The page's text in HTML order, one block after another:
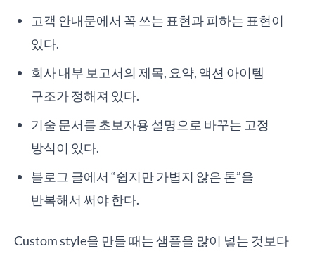
고객 안내문에서 꼭 쓰는 표현과 피하는 표현이
있다.
회사 내부 보고서의 제목, 요약, 액션 아이템
구조가 정해져 있다.
기술 문서를 초보자용 설명으로 바꾸는 고정
방식이 있다.
블로그 글에서 “쉽지만 가볍지 않은 톤”을
반복해서 써야 한다.
Custom style을 만들 때는 샘플을 많이 넣는 것보다